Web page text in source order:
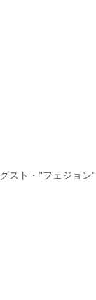
スト・"フェジョン"